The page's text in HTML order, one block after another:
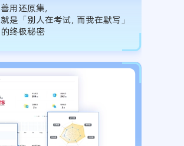
善用还原集，
就是「别人在考试，而我在默写」
的终极秘密